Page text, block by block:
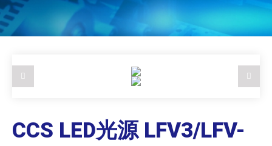
CCS LED光源 LFV3/LFV-